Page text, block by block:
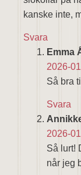
kanske inte,
Svara
Emma
2026-
Så bra
Svara
2026-
Så lurt!
når jeg